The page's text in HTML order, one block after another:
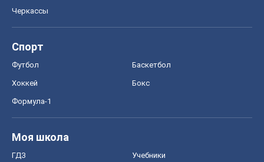
Черкассы
Спорт
Футбол Баскетбол
Хоккей Бокс
Формула-1
Моя школа
ГДЗ Учебники